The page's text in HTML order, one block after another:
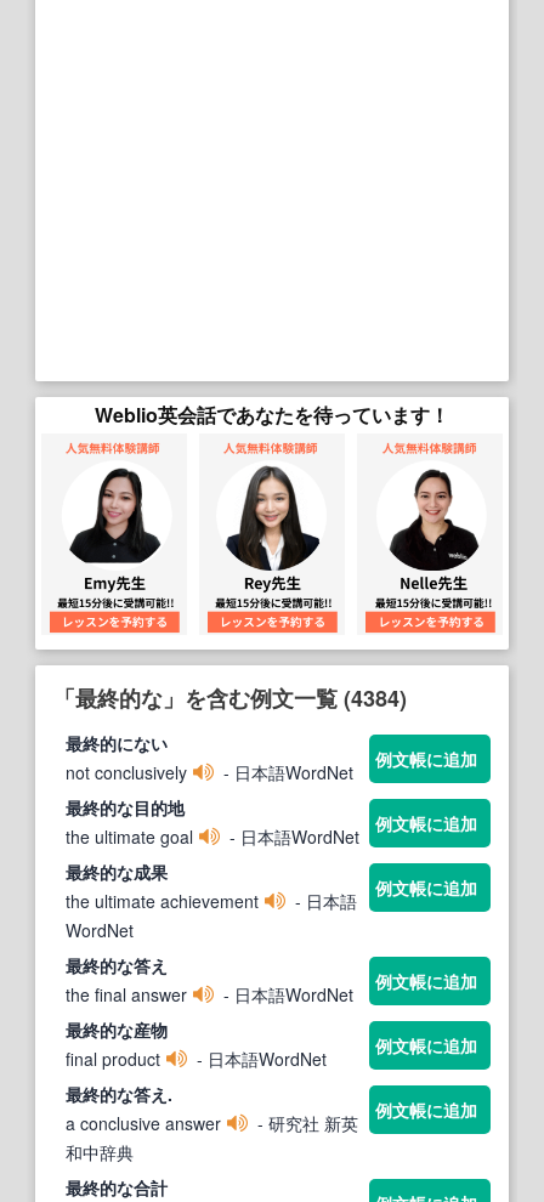
Weblio英会話であなたを待っています！
「最終的な」を含む例文一覧 (4384)
最終的にない
not conclusively
- 日本語WordNet
例文帳に追加
最終的な目的地
the ultimate goal
- 日本語WordNet
例文帳に追加
最終的な成果
the ultimate achievement
- 日本語
WordNet
例文帳に追加
最終的な答え
the final answer
- 日本語WordNet
例文帳に追加
最終的な産物
final product
- 日本語WordNet
例文帳に追加
最終的な答え.
a conclusive answer
- 研究社 新英
和中辞典
例文帳に追加
最終的な合計